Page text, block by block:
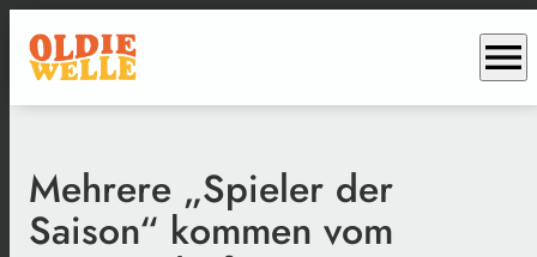
menu
Mehrere „Spieler der
Saison“ kommen vom